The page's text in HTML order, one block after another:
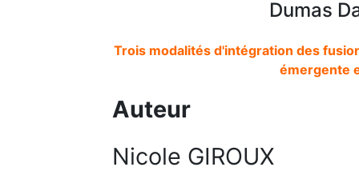
Dumas
Trois modalités d'intégration des
émergente
Auteur
Nicole GIROUX